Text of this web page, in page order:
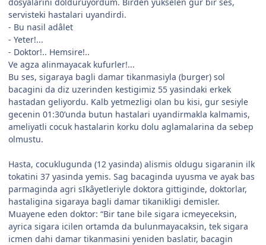
servisteki hastalari uyandirdi.
- Bu nasil adâlet
- Yeter!...
- Doktor!.. Hemsire!..
Ve agza alinmayacak kufurler!...
Bu ses, sigaraya bagli damar tikanmasiyla (burger) sol
bacagini da diz uzerinden kestigimiz 55 yasindaki erkek
hastadan geliyordu. Kalb yetmezligi olan bu kisi, gur sesiyle
gecenin 01:30’unda butun hastalari uyandirmakla kalmamis,
ameliyatli cocuk hastalarin korku dolu aglamalarina da sebep
olmustu.
Hasta, cocuklugunda (12 yasinda) alismis oldugu sigaranin ilk
tokatini 37 yasinda yemis. Sag bacaginda uyusma ve ayak bas
parmaginda agri sIkâyetleriyle doktora gittiginde, doktorlar,
hastaligina sigaraya bagli damar tikanikligi demisler.
Muayene eden doktor: “Bir tane bile sigara icmeyeceksin,
ayrica sigara icilen ortamda da bulunmayacaksin, tek sigara
icmen dahi damar tikanmasini yeniden baslatir, bacagin